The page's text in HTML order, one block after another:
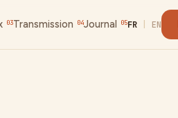
03Transmission 04Journal 05FR EN